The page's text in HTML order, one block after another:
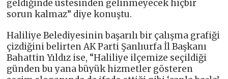
geldiğinde üstesinden gelinmeyecek hiçbir
sorun kalmaz” diye konuştu.
Haliliye Belediyesinin başarılı bir çalışma grafiği
çizdiğini belirten AK Parti Şanlıurfa İl Başkanı
Bahattin Yıldız ise, “Haliliye ilçemize seçildiği
günden bu yana büyük hizmetler gösteren